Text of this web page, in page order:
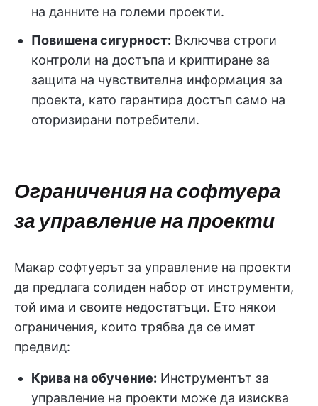
на данните на големи проекти.
Повишена сигурност: Включва строги
контроли на достъпа и криптиране за
защита на чувствителна информация за
проекта, като гарантира достъп само на
оторизирани потребители.
Ограничения на софтуера
за управление на проекти
Макар софтуерът за управление на проекти
да предлага солиден набор от инструменти,
той има и своите недостатъци. Ето някои
ограничения, които трябва да се имат
предвид:
Крива на обучение: Инструментът за
управление на проекти може да изисква